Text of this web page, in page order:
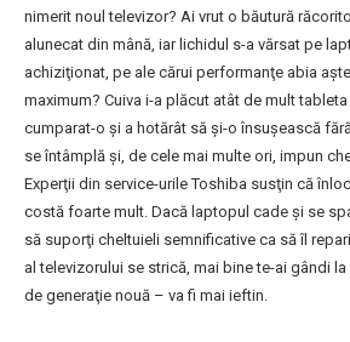
nimerit noul televizor? Ai vrut o băutură
alunecat din mână, iar lichidul s-a vărsat pe
achiziţionat, pe ale cărui performanţe abia
maximum? Cuiva i-a plăcut atât de mult
cumparat-o şi a hotărât să şi-o însuşească
se întâmplă şi, de cele mai multe ori, impun
Experţii din service-urile Toshiba susţin că
costă foarte mult. Dacă laptopul cade şi se
să suporţi cheltuieli semnificative ca să îl
al televizorului se strică, mai bine te-ai gândi
de generaţie nouă – va fi mai ieftin.